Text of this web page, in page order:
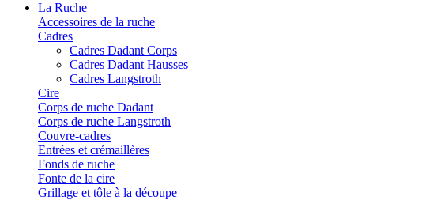
La Ruche
Accessoires de la ruche
Cadres
Cadres Dadant Corps
Cadres Dadant Hausses
Cadres Langstroth
Cire
Corps de ruche Dadant
Corps de ruche Langstroth
Couvre-cadres
Entrées et crémaillères
Fonds de ruche
Fonte de la cire
Grillage et tôle à la découpe